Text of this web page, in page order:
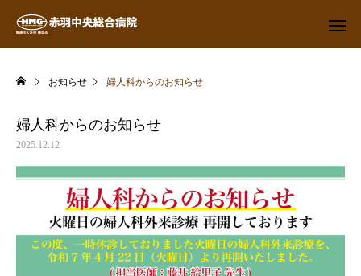
お知らせ 婦人科からのお知らせ
婦人科からのお知らせ
2025.12.12